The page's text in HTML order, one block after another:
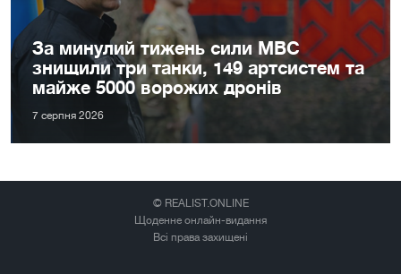
За минулий тижень сили МВС
знищили три танки, 149 артсистем та
майже 5000 ворожих дронів
7 серпня 2026
© REALIST.ONLINE
Щоденне онлайн-видання
Всі права захищені